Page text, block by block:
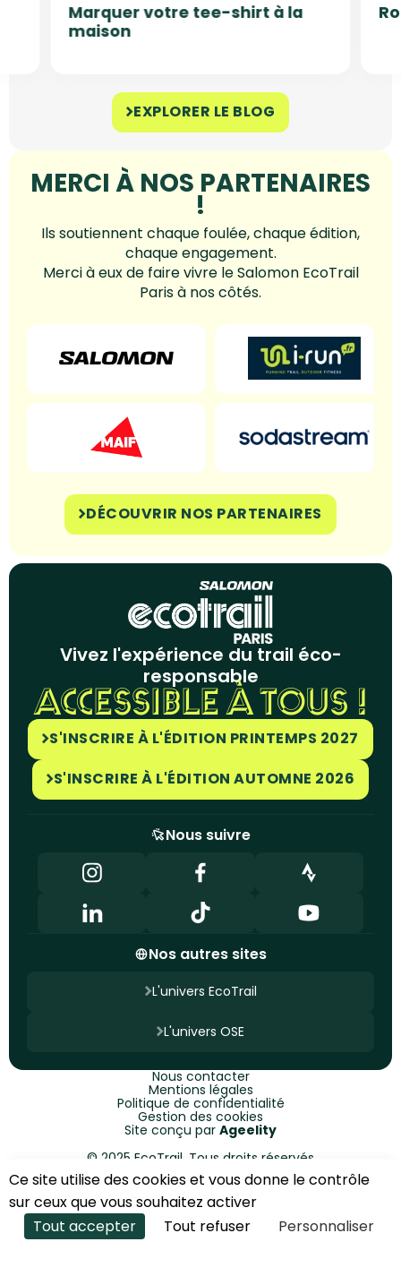
Ce site utilise des cookies et vous donne le contrôle
sur ceux que vous souhaitez activer
Tout accepter
Tout refuser Personnaliser
S'INSCRIRE À L'ÉDITION PRINTEMPS
2027
S'INSCRIRE À L'ÉDITION AUTOMNE 2026
Marquer votre tee-shirt à la
maison
EXPLORER LE BLOG
MERCI À NOS PARTENAIRES
!
Ils soutiennent chaque foulée, chaque édition,
chaque engagement.
Merci à eux de faire vivre le Salomon EcoTrail
Paris à nos côtés.
DÉCOUVRIR NOS PARTENAIRES
Vivez l'expérience du trail éco-
responsable
ACCESSIBLE À TOUS !
S'INSCRIRE À L'ÉDITION PRINTEMPS 2027
S'INSCRIRE À L'ÉDITION AUTOMNE 2026
Nous suivre
Nos autres sites
L'univers EcoTrail
L'univers OSE
© 2025 EcoTrail. Tous droits réservés
Nous contacter
Mentions légales
Politique de confidentialité
Gestion des cookies
Site conçu par Ageelity